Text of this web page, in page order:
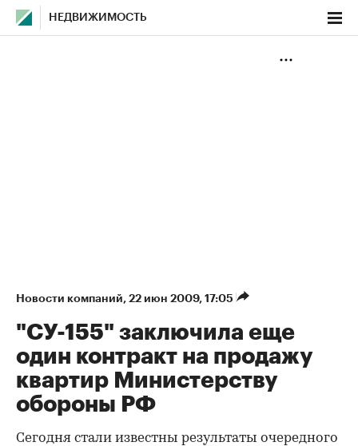
НЕДВИЖИМОСТЬ
Новости компаний⁠, 22 июн 2009, 17:05
"СУ-155" заключила еще
один контракт на продажу
квартир Министерству
обороны РФ
Сегодня стали известны результаты очередного